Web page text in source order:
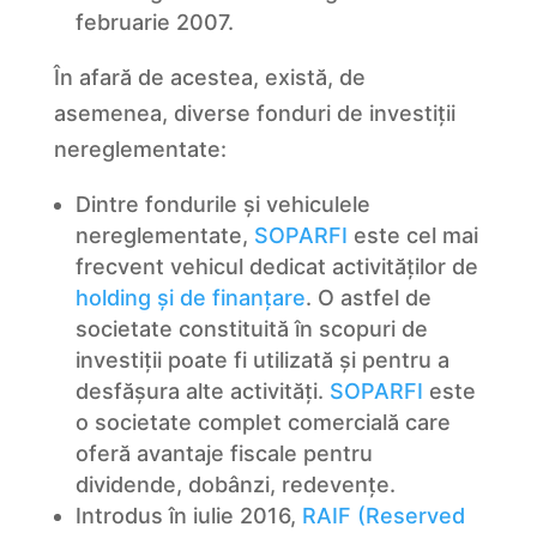
februarie 2007.
În afară de acestea, există, de
asemenea, diverse fonduri de investiții
nereglementate:
Dintre fondurile și vehiculele
nereglementate, SOPARFI este cel mai
frecvent vehicul dedicat activităților de
holding și de finanțare. O astfel de
societate constituită în scopuri de
investiții poate fi utilizată și pentru a
desfășura alte activități. SOPARFI este
o societate complet comercială care
oferă avantaje fiscale pentru
dividende, dobânzi, redevențe.
Introdus în iulie 2016, RAIF (Reserved